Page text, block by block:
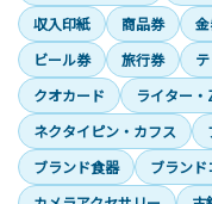
収入印紙
商品券
ビール券
旅行券
クオカード
ライター
ネクタイピン・カフス
ブランド食器
ブラン